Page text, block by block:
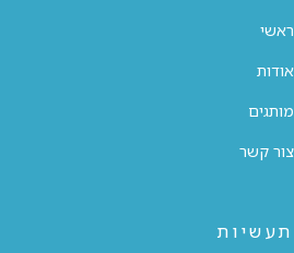
ראשי
אודות
מותגים
צור קשר
תעשיות